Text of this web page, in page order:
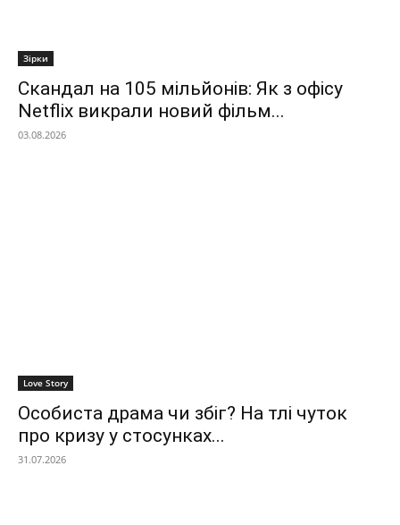
Зірки
Скандал на 105 мільйонів: Як з офісу
Netflix викрали новий фільм...
03.08.2026
Love Story
Особиста драма чи збіг? На тлі чуток
про кризу у стосунках...
31.07.2026